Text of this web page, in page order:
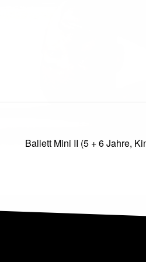
Ballett Mini II (5 + 6 Jahre,